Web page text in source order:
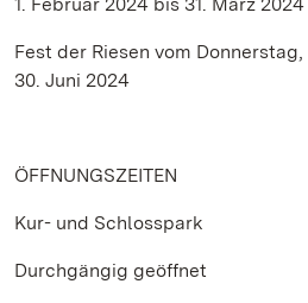
Fest der Riesen vom
30. Juni 2024
ÖFFNUNGSZEITEN
Kur- und Schlosspark
Durchgängig geöffnet